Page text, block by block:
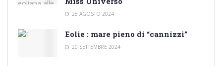
28 AGOSTO 2024
Eolie : mare pieno di “cannizzi”
20 SETTEMBRE 2024